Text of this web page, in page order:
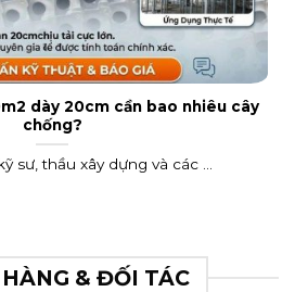
dày 20cm cần bao nhiêu cây
chống?
sư, thầu xây dựng và các ...
& ĐỐI TÁC